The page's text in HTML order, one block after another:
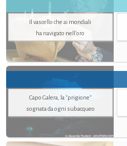
Il vascello che ai mondiali
ha navigato nell’oro
Capo Galera, la "prigione"
sognata da ogni subacqueo